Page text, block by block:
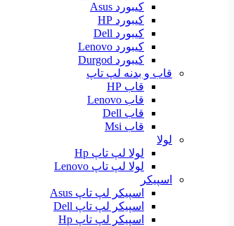
کیبورد Asus
کیبورد HP
کیبورد Dell
کیبورد Lenovo
کیبورد Durgod
قاب و بدنه لپ تاپ
قاب HP
قاب Lenovo
قاب Dell
قاب Msi
لولا
لولا لپ تاپ Hp
لولا لپ تاپ Lenovo
اسپیکر
اسپیکر لپ تاپ Asus
اسپیکر لپ تاپ Dell
اسپیکر لپ تاپ Hp